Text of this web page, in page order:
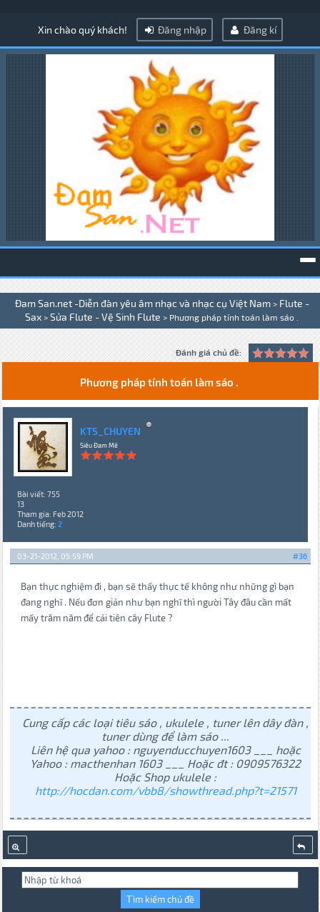
Xin chào quý khách! Đăng nhập Đăng kí
Đam San.net -Diễn đàn yêu âm nhạc và nhạc cụ Việt Nam > Flute -
Sax > Sửa Flute - Vệ Sinh Flute > Phương pháp tính toán làm sáo .
Đánh giá chủ đề:
Phương pháp tính toán làm sáo .
KTS_CHUYEN
Siêu Đam Mê
Bài viết: 755
13
Tham gia: Feb 2012
Danh tiếng: 2
#36
03-21-2012, 05:59 PM
Bạn thực nghiệm đi , bạn sẽ thấy thực tế không như những gì bạn
đang nghĩ . Nếu đơn giản như bạn nghĩ thì người Tây đâu cần mất
mấy trăm năm để cải tiên cây Flute ?
Cung cấp các loại tiêu sáo , ukulele , tuner lên dây đàn ,
tuner dùng để làm sáo ...
Liên hệ qua yahoo : nguyenducchuyen1603 ___ hoặc
Yahoo : macthenhan 1603 ___ Hoặc đt : 0909576322
Hoặc Shop ukulele :
http://hocdan.com/vbb8/showthread.php?t=21571